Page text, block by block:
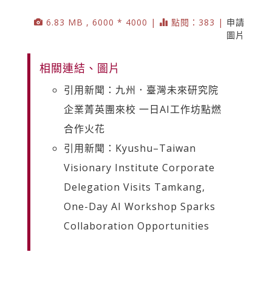
6.83 MB , 6000 * 4000 | 點閱：383 | 申請
圖片
相關連結、圖片
引用新聞：九州．臺灣未來研究院
企業菁英團來校 一日AI工作坊點燃
合作火花
引用新聞：Kyushu–Taiwan
Visionary Institute Corporate
Delegation Visits Tamkang,
One-Day AI Workshop Sparks
Collaboration Opportunities